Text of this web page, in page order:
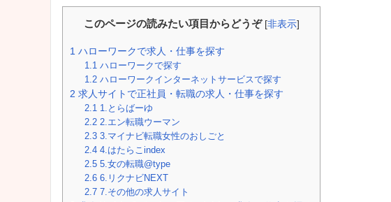
このページの読みたい項目からどうぞ [非表示]
1 ハローワークで求人・仕事を探す
1.1 ハローワークで探す
1.2 ハローワークインターネットサービスで探す
2 求人サイトで正社員・転職の求人・仕事を探す
2.1 1.とらばーゆ
2.2 2.エン転職ウーマン
2.3 3.マイナビ転職女性のおしごと
2.4 4.はたらこindex
2.5 5.女の転職@type
2.6 6.リクナビNEXT
2.7 7.その他の求人サイト